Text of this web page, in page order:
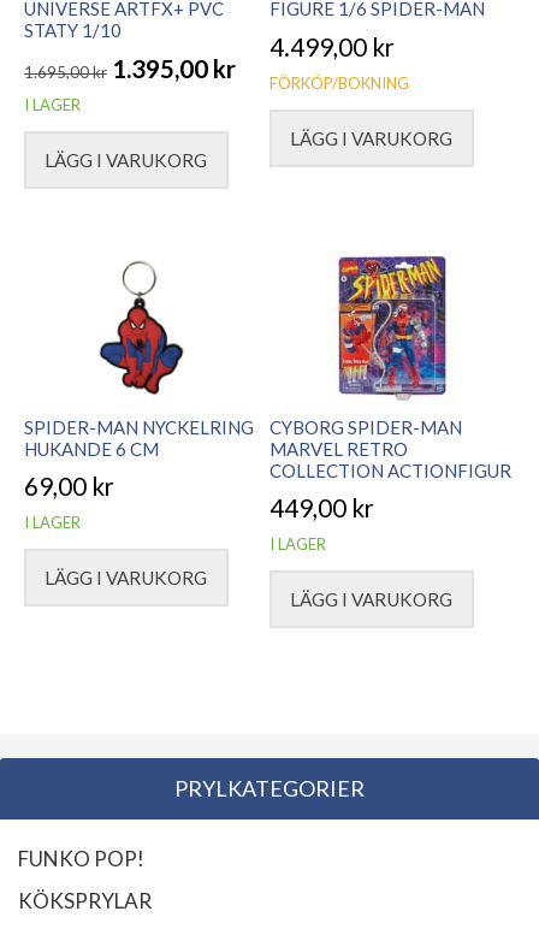
UNIVERSE ARTFX+ PVC
STATY 1/10
1.695,00kr
Det
ursprungliga
priset
1.395,00 kr
Det
nuvarande
priset
I LAGER
LÄGG I VARUKORG
FIGURE 1/6 SPIDER-MAN
4.499,00 kr
FÖRKÖP/BOKNING
LÄGG I VARUKORG
SPIDER-MAN NYCKELRING
HUKANDE 6 CM
69,00 kr
I LAGER
LÄGG I VARUKORG
CYBORG SPIDER-MAN
MARVEL RETRO
COLLECTION ACTIONFIGUR
449,00 kr
I LAGER
LÄGG I VARUKORG
PRYLKATEGORIER
FUNKO POP!
KÖKSPRYLAR